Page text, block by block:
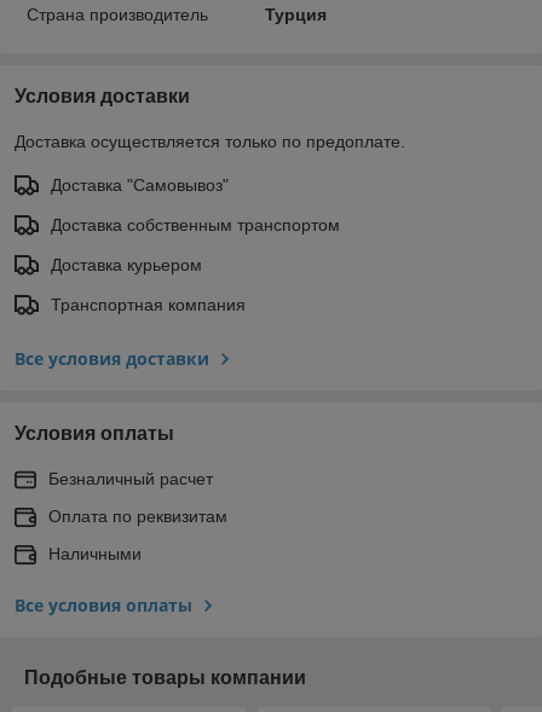
Страна производитель Турция
Условия доставки
Доставка осуществляется только по предоплате.
Доставка "Самовывоз"
Доставка собственным транспортом
Доставка курьером
Транспортная компания
Все условия доставки
Условия оплаты
Безналичный расчет
Оплата по реквизитам
Наличными
Все условия оплаты
Подобные товары компании